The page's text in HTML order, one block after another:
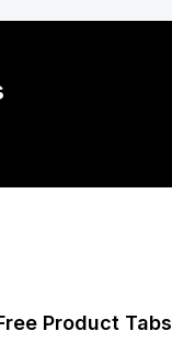
Product Tabs